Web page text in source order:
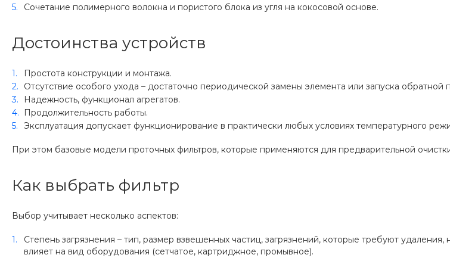
Сочетание полимерного волокна и пористого блока из угля на кокосовой основе.
Достоинства устройств
Простота конструкции и монтажа.
Отсутствие особого ухода – достаточно периодической замены элемента или запуска обратной
Надежность, функционал агрегатов.
Продолжительность работы.
Эксплуатация допускает функционирование в практически любых условиях температурного
При этом базовые модели проточных фильтров, которые применяются для предварительной
Как выбрать фильтр
Выбор учитывает несколько аспектов:
Степень загрязнения – тип, размер взвешенных частиц, загрязнений, которые требуют
влияет на вид оборудования (сетчатое, картриджное, промывное).